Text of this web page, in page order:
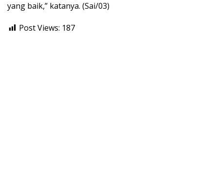
yang baik,” katanya. (Sai/03)
Post Views: 187